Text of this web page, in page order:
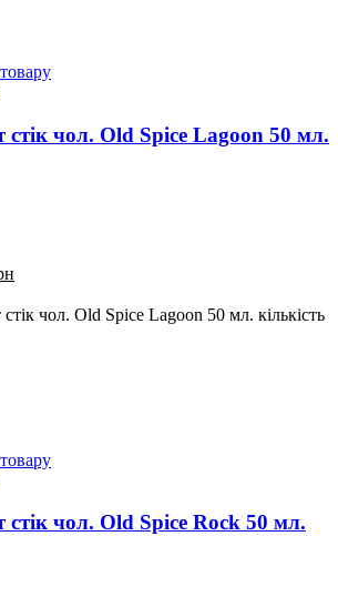
стік чол. Old Spice Lagoon 50 мл.
чол. Old Spice Lagoon 50 мл. кількість
стік чол. Old Spice Rock 50 мл.